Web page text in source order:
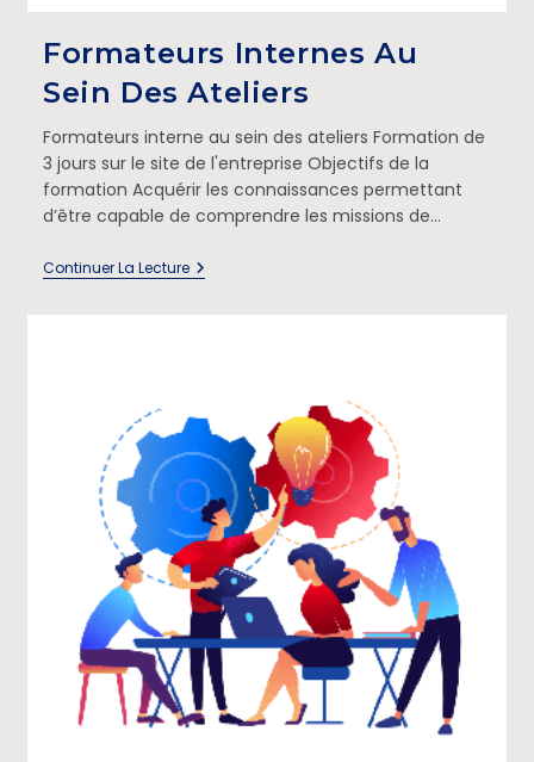
Formateurs Internes Au
Sein Des Ateliers
Formateurs interne au sein des ateliers Formation de
3 jours sur le site de l'entreprise Objectifs de la
formation Acquérir les connaissances permettant
d’être capable de comprendre les missions de…
Continuer La Lecture